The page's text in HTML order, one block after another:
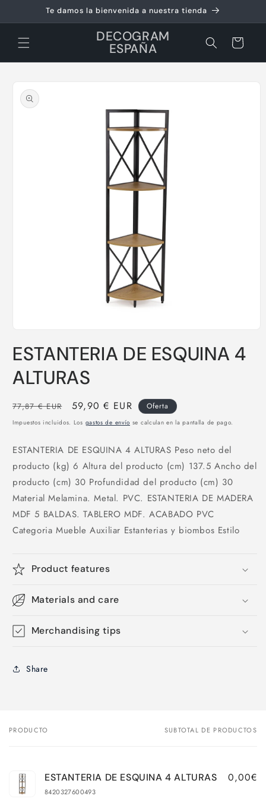
directamente
al contenido
Te damos la bienvenida a nuestra tienda
DECOGRAM
ESPAÑA Carrito
a la
información
multimedia
1
en
una
ventana
ESTANTERIA DE ESQUINA 4
ALTURAS
Precio
habitual
77,87 € EUR
Precio
de
59,90 € EUR Oferta
Impuestos incluidos. Los gastos de envío se calculan en la pantalla de pago.
ESTANTERIA DE ESQUINA 4 ALTURAS Peso neto del
producto (kg) 6 Altura del producto (cm) 137.5 Ancho del
producto (cm) 30 Profundidad del producto (cm) 30
Material Melamina. Metal. PVC. ESTANTERIA DE MADERA
MDF 5 BALDAS. TABLERO MDF. ACABADO PVC
Categoria Mueble Auxiliar Estanterias y biombos Estilo
Product features
Materials and care
Merchandising tips
Share
Tu
PRODUCTO SUBTOTAL DE PRODUCTOS
ESTANTERIA DE ESQUINA 4 ALTURAS
8420327600493
0,00€